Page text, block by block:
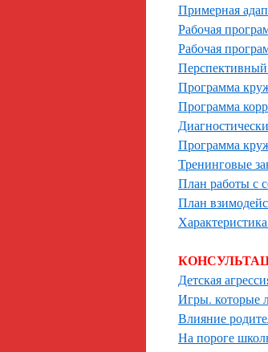
Примерная
Рабочая
Рабочая
Перспективный
Программа
Программа
Программа
Тренинговые
План работы с
План
Детская
Игры. которые
Влияние
На пороге